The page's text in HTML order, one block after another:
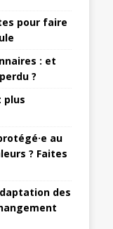
pour faire
: et
?
plus
au
? Faites
des